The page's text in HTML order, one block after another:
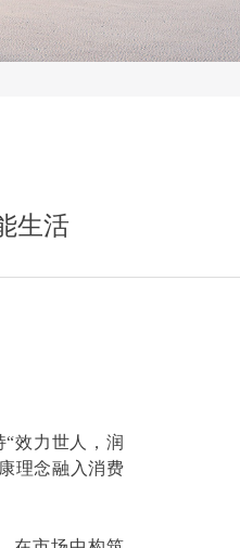
生活
效力世人，润
理念融入消费